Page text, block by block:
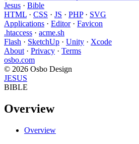
Jesus · Bible
HTML · CSS · JS · PHP· SVG
Applications · Editor· Favicon
.htaccess · acme.sh
Flash · SketchUp · Unity · Xcode
About · Privacy · Terms
osbo.com
© 2026 Osbo Design
JESUS
BIBLE
Overview
Overview